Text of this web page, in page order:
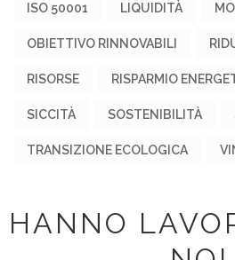
ISO 50001 LIQUIDITÀ
OBIETTIVO RINNOVABILI
RISORSE RISPARMIO
SICCITÀ SOSTENIBILITÀ
TRANSIZIONE ECOLOGICA
HANNO